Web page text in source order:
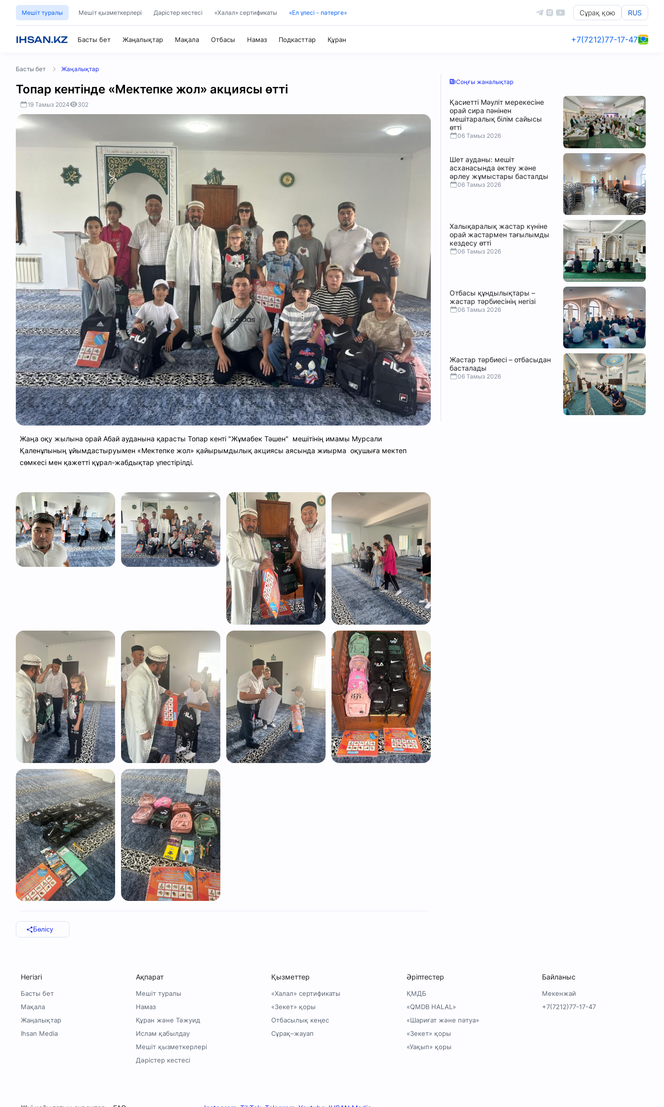
Мешіт туралы Мешіт қызметкерлері Дәрістер кестесі «Халал» сертификаты «Ел үлесі - пәтерге» Сұрақ қою RUS
IHSAN.KZ Басты бет Жаңалықтар Мақала Отбасы Намаз Подкасттар
Құран
+7(7212)77-17-47
Басты бет Жаңалықтар
Топар кентінде «Мектепке жол» акциясы өтті
19 Тамыз 2024 302
Жаңа оқу жылына орай Абай ауданына қарасты Топар кенті "Жұмабек Тәшен" мешітінің имамы Мурсали
Қаленұлының ұйымдастыруымен «Мектепке жол» қайырымдылық акциясы аясында жиырма оқушыға мектеп
сөмкесі мен қажетті құрал-жабдықтар үлестірілді.
Бөлісу
Соңғы жаналықтар
Қасиетті Мәуліт мерекесіне
орай сира пәнінен
мешітаралық білім сайысы
өтті
06 Тамыз 2026
Шет ауданы: мешіт
асханасында әктеу және
әрлеу жұмыстары басталды
06 Тамыз 2026
Халықаралық жастар күніне
орай жастармен тағылымды
кездесу өтті
06 Тамыз 2026
Отбасы құндылықтары –
жастар тәрбиесінің негізі
06 Тамыз 2026
Жастар тәрбиесі – отбасыдан
басталады
06 Тамыз 2026
Негізгі
Басты бет
Мақала
Жаңалықтар
Ihsan Media
Ақпарат
Мешіт туралы
Намаз
Құран және Тәжуид
Ислам қабылдау
Мешіт қызметкерлері
Дәрістер кестесі
Қызметтер
«Халал» сертификаты
«Зекет» қоры
Отбасылық кеңес
Сұрақ–жауап
Әріптестер
ҚМДБ
«QMDB HALAL»
«Шариғат және пәтуа»
«Зекет» қоры
«Уақып» қоры
Байланыс
Мекенжай
+7(7212)77-17-47